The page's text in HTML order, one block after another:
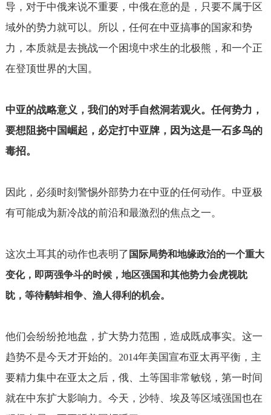
导，对于中俄来说不重要，中俄在意的是，只要不属于区
域外的势力就可以。所以，任何在中亚搞事的国家和势
力，本质就是去挑战一个困境中求生的北极熊，和一个正
在登顶世界的大国。
中亚的战略意义，我们的对手自然洞若观火。任何势力，
要想阻挠中国崛起，必定打中亚牌，因为这是一石多鸟的
毒招。
因此，必须时刻警惕外部势力在中亚的任何动作。中亚极
有可能成为新冷战的前沿和最激烈的焦点之一。
这次土耳其的动作也表明了 国际局势和地缘政治的一个重大
变化，即两强争斗的时候，地区强国和其他势力会虎视眈
眈，等待鹬蚌相争、渔人得利的机会。
他们会纷纷抢地盘，扩大势力范围，造成既成事实。这一
趋势不是今天才开始的。
2014年美国宣布亚太再平衡，主
要精力集中在亚太之后，俄、土等国非常敏锐，第一时间
就在中东扩大影响力。今天，沙特、埃及等区域强国也在